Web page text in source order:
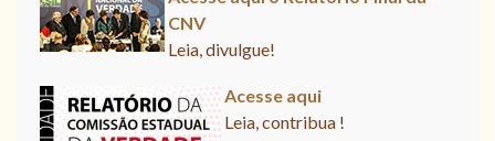
CNV
Leia, divulgue!
Acesse aqui
Leia, contribua !